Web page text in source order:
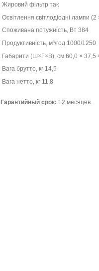
Жировий фільтр так
Освітлення світлодіодні лампи (2
Споживана потужність, Вт 384
Продуктивність, м³/год 1000/1250
Габарити (Ш×Г×В), см 60,0 × 37,5
Вага брутто, кг 14,5
Вага нетто, кг 11,8
Гарантийный срок: 12 месяцев.